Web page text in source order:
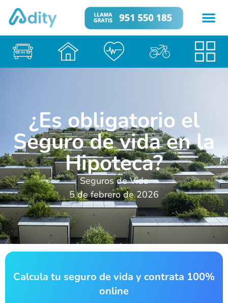
¿Es obligatorio el
Seguro de vida en la
Hipoteca?
Seguros de Vida
5 de febrero de 2026
Calcula tu seguro de vida y contrata 100%
online